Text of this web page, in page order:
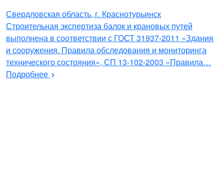
Свердловская область, г. Краснотурьинск
Строительная экспертиза балок и крановых путей
выполнена в соответствии с ГОСТ 31937-2011 «Здания
и сооружения. Правила обследования и мониторинга
технического состояния», СП 13-102-2003 «Правила…
Подробнее